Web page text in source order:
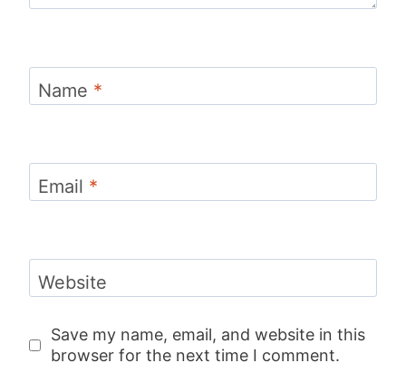
Name *
Email *
Website
Save my name, email, and website in this
browser for the next time I comment.